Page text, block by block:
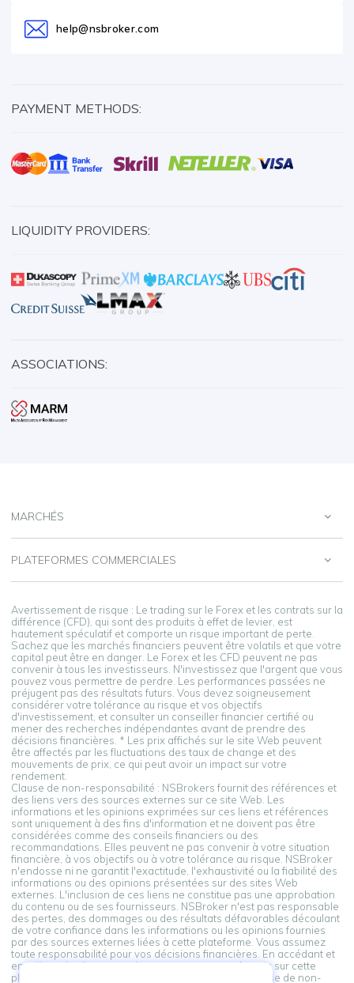
help@nsbroker.com
PAYMENT METHODS:
LIQUIDITY PROVIDERS:
ASSOCIATIONS:
MARCHÉS
PLATEFORMES COMMERCIALES
Avertissement de risque : Le trading sur le Forex et les contrats sur la
différence (CFD), qui sont des produits à effet de levier, est
hautement spéculatif et comporte un risque important de perte.
Sachez que les marchés financiers peuvent être volatils et que votre
capital peut être en danger. Le Forex et les CFD peuvent ne pas
convenir à tous les investisseurs. N'investissez que l'argent que vous
pouvez vous permettre de perdre. Les performances passées ne
préjugent pas des résultats futurs. Vous devez soigneusement
considérer votre tolérance au risque et vos objectifs
d'investissement, et consulter un conseiller financier certifié ou
mener des recherches indépendantes avant de prendre des
décisions financières. * Les prix affichés sur le site Web peuvent
être affectés par les fluctuations des taux de change et des
mouvements de prix, ce qui peut avoir un impact sur votre
rendement.
Clause de non-responsabilité : NSBrokers fournit des références et
des liens vers des sources externes sur ce site Web. Les
informations et les opinions exprimées sur ces liens et références
sont uniquement à des fins d'information et ne doivent pas être
considérées comme des conseils financiers ou des
recommandations. Elles peuvent ne pas convenir à votre situation
financière, à vos objectifs ou à votre tolérance au risque. NSBroker
n'endosse ni ne garantit l'exactitude, l'exhaustivité ou la fiabilité des
informations ou des opinions présentées sur des sites Web
externes. L'inclusion de ces liens ne constitue pas une approbation
du contenu ou de ses fournisseurs. NSBroker n'est pas responsable
des pertes, des dommages ou des résultats défavorables découlant
de votre confiance dans les informations ou les opinions fournies
par des sources externes liées à cette plateforme. Vous assumez
toute responsabilité pour vos décisions financières. En accédant et
en utilisant les liens vers des sources externes fournis sur cette
plateforme, vous reconnaissez et acceptez cette clause de non-